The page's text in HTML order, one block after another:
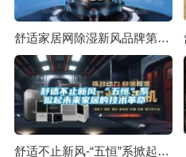
舒适家居网除湿新风品牌第三季度TOP10出炉！
舒适不止新风-“五恒”系掀起未来家居的技术革命